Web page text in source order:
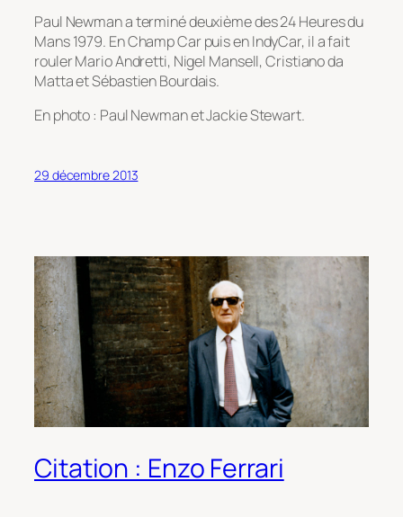
Paul Newman a terminé deuxième des 24 Heures du
Mans 1979. En Champ Car puis en IndyCar, il a fait
rouler Mario Andretti, Nigel Mansell, Cristiano da
Matta et Sébastien Bourdais.
En photo : Paul Newman et Jackie Stewart.
29 décembre 2013
Citation : Enzo Ferrari